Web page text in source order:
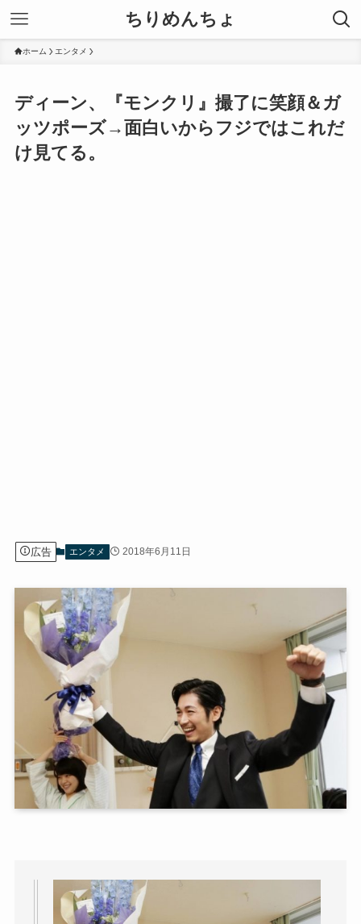
ちりめんちょ
ホーム エンタメ
ディーン、『モンクリ』撮了に笑顔＆ガ
ッツポーズ→面白いからフジではこれだ
け見てる。
広告 エンタメ 2018年6月11日